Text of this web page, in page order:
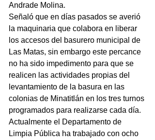
Andrade Molina.
Señaló que en días pasados se averió
la maquinaria que colabora en liberar
los accesos del basurero municipal de
Las Matas, sin embargo este percance
no ha sido impedimento para que se
realicen las actividades propias del
levantamiento de la basura en las
colonias de Minatitlán en los tres turnos
programados para realizarse cada día.
Actualmente el Departamento de
Limpia Pública ha trabajado con ocho